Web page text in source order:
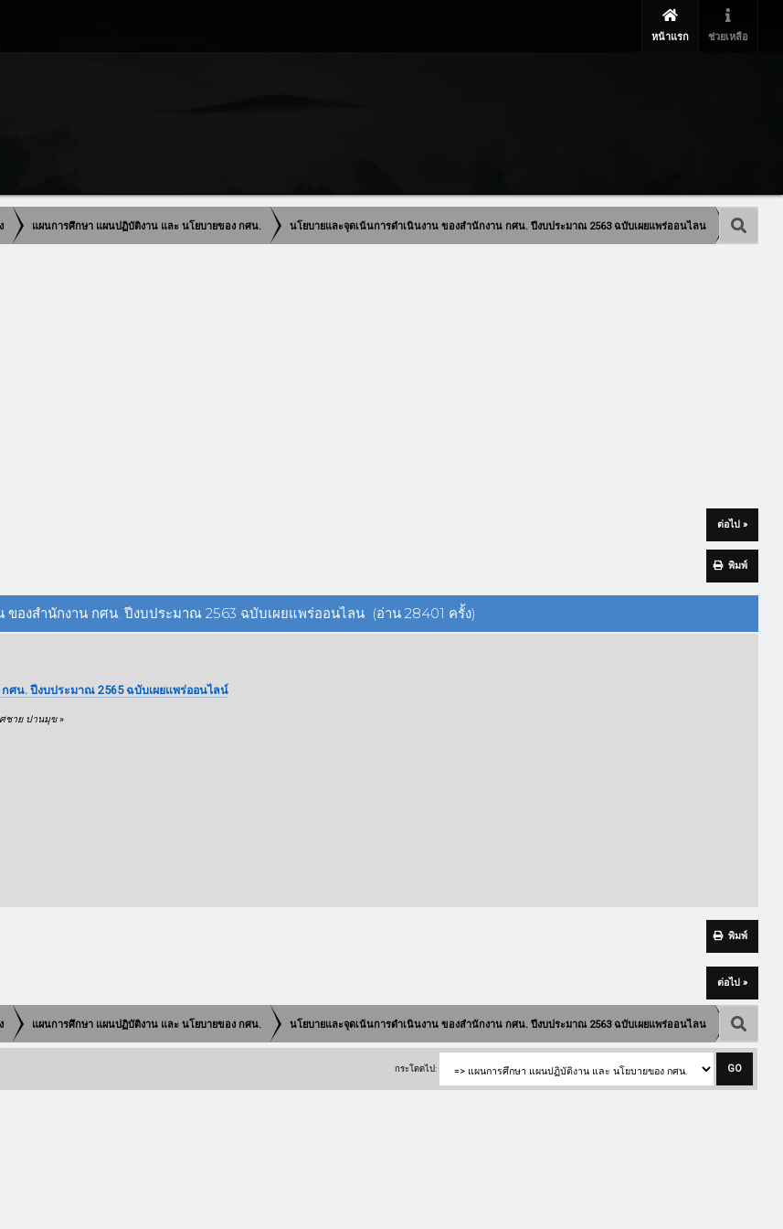
หน้าแรก ช่วยเหลือ
แผนการศึกษา แผนปฏิบัติงาน และ นโยบายของ กศน. นโยบายและจุดเน้นการดำเนินงาน ของสำนักงาน กศน. ปีงบประมาณ 2563 ฉบับเผยแพร่ออนไลน
ต่อไป »
พิมพ์
ของสำนักงาน กศน. ปีงบประมาณ 2563 ฉบับเผยแพร่ออนไลน (อ่าน 28401 ครั้ง)
ศน. ปีงบประมาณ 2565 ฉบับเผยแพร่ออนไลน์
ศชาย ปานมุข»
พิมพ์
ต่อไป »
แผนการศึกษา แผนปฏิบัติงาน และ นโยบายของ กศน. นโยบายและจุดเน้นการดำเนินงาน ของสำนักงาน กศน. ปีงบประมาณ 2563 ฉบับเผยแพร่ออนไลน
กระโดดไป: